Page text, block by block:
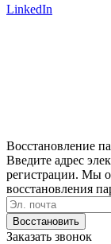
LinkedIn
Восстановление
Введите адрес
регистрации. Мы
восстановления
Восстановить
Заказать звонок